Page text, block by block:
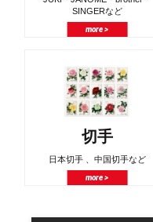
SINGERなど
more >
切手
日本切手 、中国切手など
more >